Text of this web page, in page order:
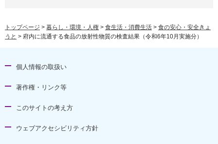
トップページ > 暮らし・環境・人権 > 食生活・消費生活 > 食の安心・安全きょ
うと > 府内に流通する食品の放射性物質の検査結果（令和6年10月実施分）
個人情報の取扱い
著作権・リンク等
このサイトの考え方
ウェブアクセシビリティ方針